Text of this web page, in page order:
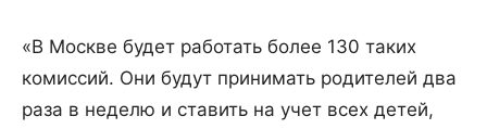
«В Москве будет работать более 130 таких
комиссий. Они будут принимать родителей два
раза в неделю и ставить на учет всех детей,